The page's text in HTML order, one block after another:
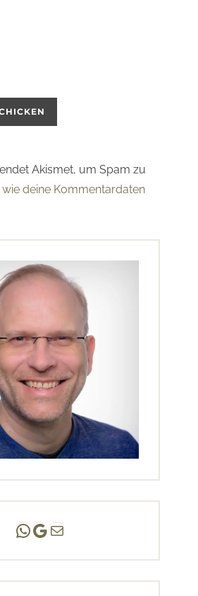
Akismet, um Spam zu
wie deine Kommentardaten
Andreas Scholz | (HPP)
Praxis Adlershof
E-Mail an mich ...